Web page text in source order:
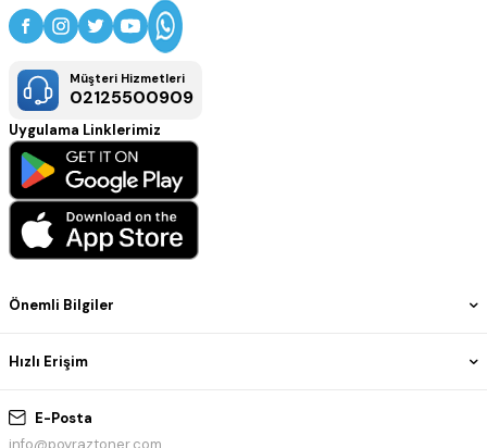
E-Posta
info@poyraztoner.com
Önemli Bilgiler
Hızlı Erişim
Müşteri Hizmetleri
02125500909
Uygulama Linklerimiz